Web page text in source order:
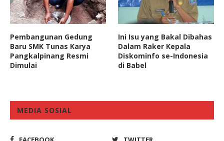
Pembangunan Gedung
Baru SMK Tunas Karya
Pangkalpinang Resmi
Dimulai
Ini Isu yang Bakal Dibahas
Dalam Raker Kepala
Diskominfo se-Indonesia
di Babel
MEDIA SOSIAL